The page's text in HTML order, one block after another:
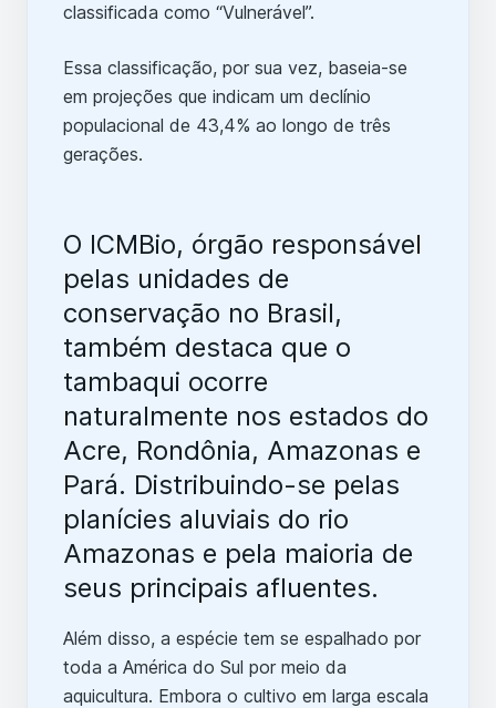
classificada como “Vulnerável”.
Essa classificação, por sua vez, baseia-se
em projeções que indicam um declínio
populacional de 43,4% ao longo de três
gerações.
O ICMBio, órgão responsável
pelas unidades de
conservação no Brasil,
também destaca que o
tambaqui ocorre
naturalmente nos estados do
Acre, Rondônia, Amazonas e
Pará. Distribuindo-se pelas
planícies aluviais do rio
Amazonas e pela maioria de
seus principais afluentes.
Além disso, a espécie tem se espalhado por
toda a América do Sul por meio da
aquicultura. Embora o cultivo em larga escala